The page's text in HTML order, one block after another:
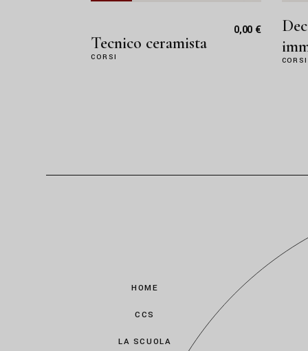
Tecnico ceramista
CORSI
0,00 €
CORSI
HOME
CCS
LA SCUOLA